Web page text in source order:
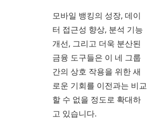
모바일 뱅킹의 성장, 데이
터 접근성 향상, 분석 기능
개선, 그리고 더욱 분산된
금융 도구들은 이 네 그룹
간의 상호 작용을 위한 새
로운 기회를 이전과는 비교
할 수 없을 정도로 확대하
고 있습니다.